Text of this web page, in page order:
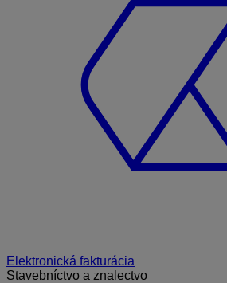
Elektronická fakturácia
Stavebníctvo a znalectvo